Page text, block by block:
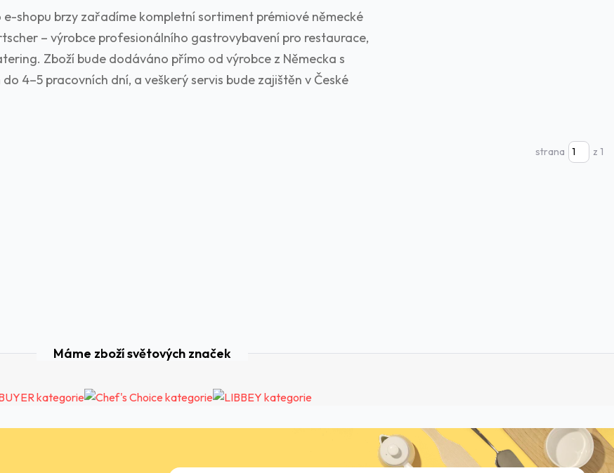
e-shopu brzy zařadíme kompletní sortiment prémiové německé
– výrobce profesionálního gastrovybavení pro restaurace,
Zboží bude dodáváno přímo od výrobce z Německa s
4–5 pracovních dní, a veškerý servis bude zajištěn v České
strana z 1
Máme zboží světových značek